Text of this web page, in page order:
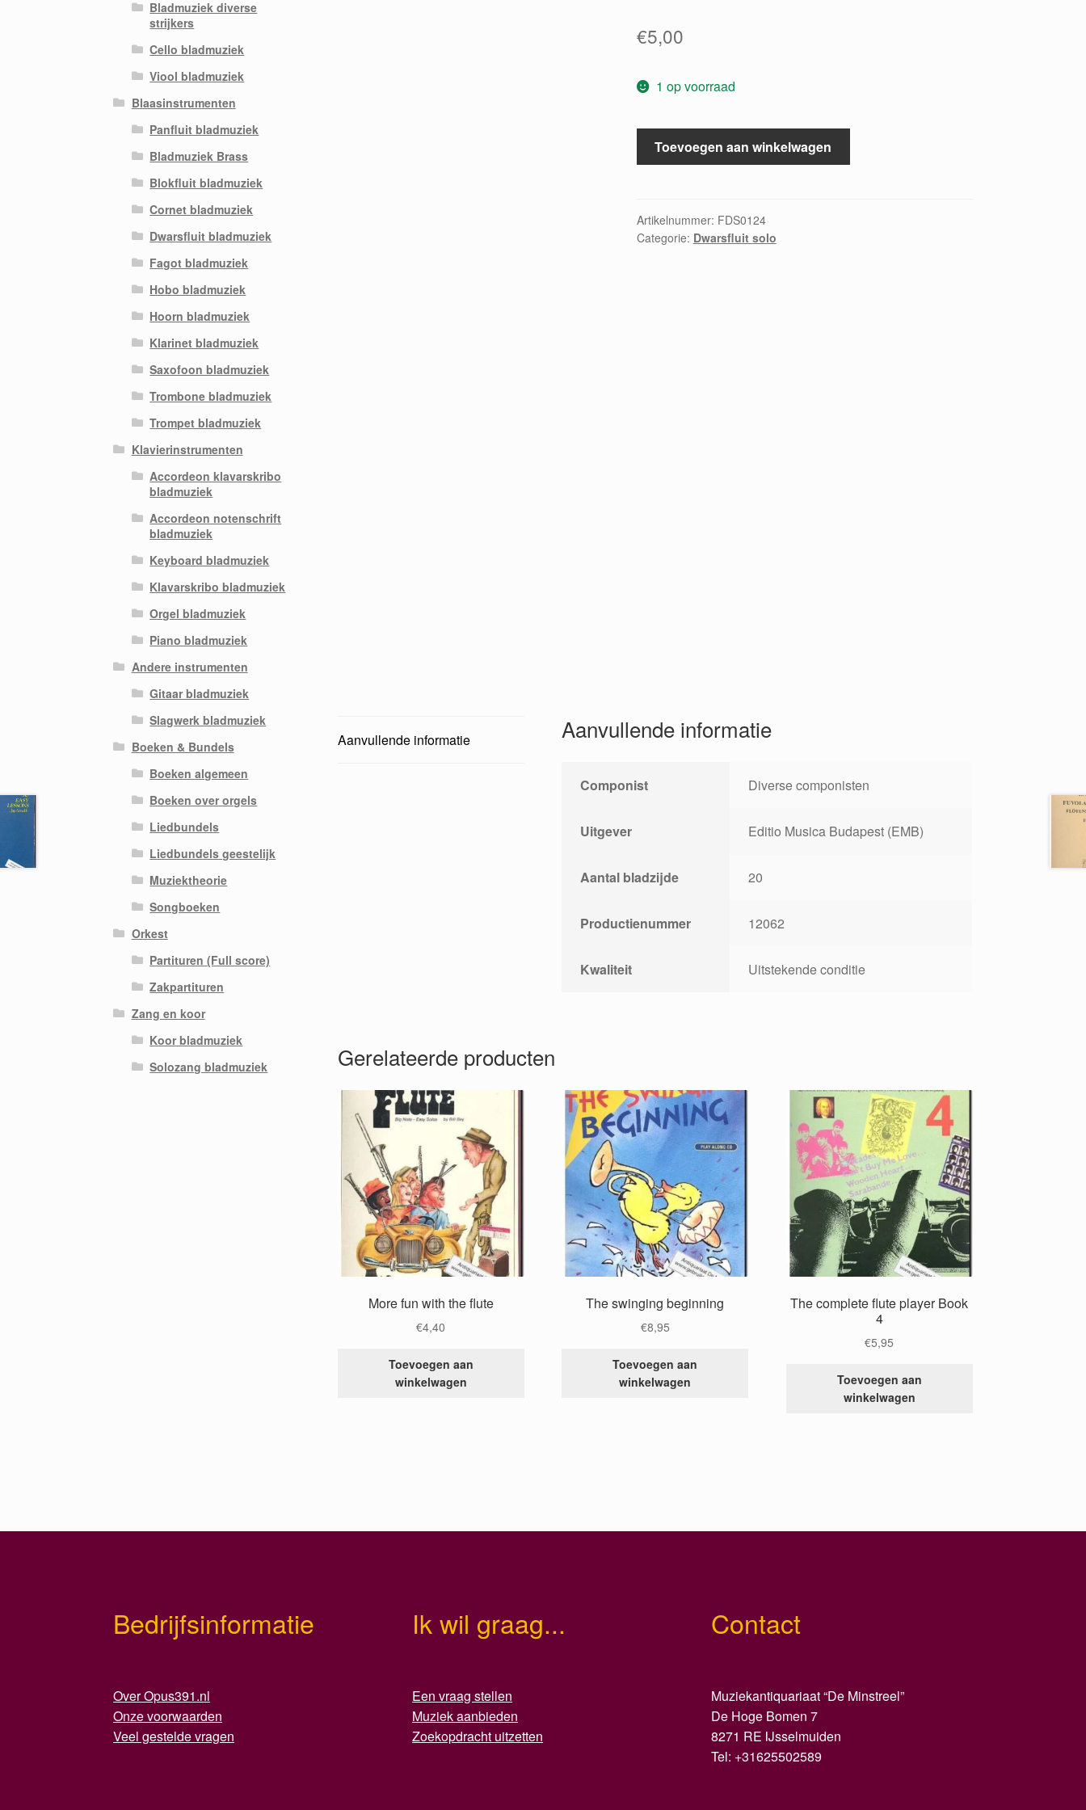
€5,00
1 op voorraad
Flotenetuden
aantal
Toevoegen aan winkelwagen
Artikelnummer: FDS0124
Categorie: Dwarsfluit solo
Aanvullende informatie Aanvullende informatie
Componist Diverse componisten
Uitgever Editio Musica Budapest (EMB)
Aantal bladzijde 20
Productienummer 12062
Kwaliteit Uitstekende conditie
Gerelateerde producten
More fun with the flute
€4,40
Toevoegen aan
winkelwagen
The swinging beginning
€8,95
Toevoegen aan
winkelwagen
The complete flute player Book
4
€5,95
Toevoegen aan
winkelwagen
Bladmuziek diverse
strijkers
Cello bladmuziek
Viool bladmuziek
Blaasinstrumenten
Panfluit bladmuziek
Bladmuziek Brass
Blokfluit bladmuziek
Cornet bladmuziek
Dwarsfluit bladmuziek
Fagot bladmuziek
Hobo bladmuziek
Hoorn bladmuziek
Klarinet bladmuziek
Saxofoon bladmuziek
Trombone bladmuziek
Trompet bladmuziek
Klavierinstrumenten
Accordeon klavarskribo
bladmuziek
Accordeon notenschrift
bladmuziek
Keyboard bladmuziek
Klavarskribo bladmuziek
Orgel bladmuziek
Piano bladmuziek
Andere instrumenten
Gitaar bladmuziek
Slagwerk bladmuziek
Boeken & Bundels
Boeken algemeen
Boeken over orgels
Liedbundels
Liedbundels geestelijk
Muziektheorie
Songboeken
Orkest
Partituren (Full score)
Zakpartituren
Zang en koor
Koor bladmuziek
Solozang bladmuziek
Bedrijfsinformatie
Over Opus391.nl
Onze voorwaarden
Veel gestelde vragen
Ik wil graag...
Een vraag stellen
Muziek aanbieden
Zoekopdracht uitzetten
Contact
Muziekantiquariaat “De Minstreel”
De Hoge Bomen 7
8271 RE IJsselmuiden
Tel: +31625502589